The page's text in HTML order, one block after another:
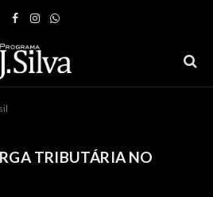
Facebook
Instagram
WhatsApp
TRIBUTÁRIA NO